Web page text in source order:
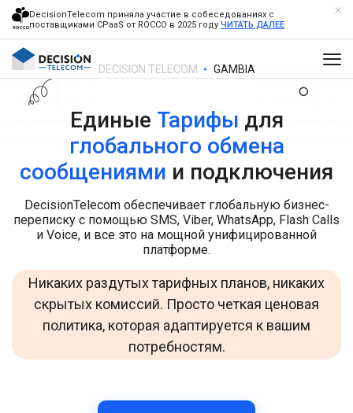
DecisionTelecom приняла участие в собеседованиях с
поставщиками CPaaS от ROCCO в 2025 году ЧИТАТЬ ДАЛЕЕ
DECISION TELECOM GAMBIA
Единые Тарифы для
глобального обмена
сообщениями и подключения
DecisionTelecom обеспечивает глобальную бизнес-
переписку с помощью SMS, Viber, WhatsApp, Flash Calls
и Voice, и все это на мощной унифицированной
платформе.
Никаких раздутых тарифных планов, никаких
скрытых комиссий. Просто четкая ценовая
политика, которая адаптируется к вашим
потребностям.